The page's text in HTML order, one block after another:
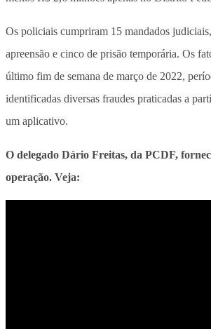
Os policiais cumpriram 15 mandados
apreensão e cinco de prisão temporária. Os
último fim de semana de março de 2022,
identificadas diversas fraudes praticadas a
um aplicativo.
O delegado Dário Freitas, da PCDF,
operação. Veja: